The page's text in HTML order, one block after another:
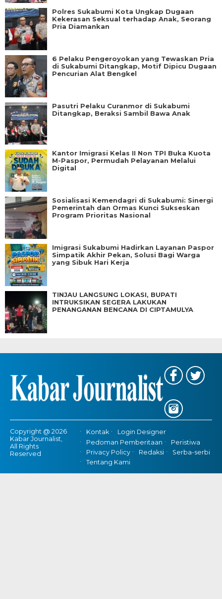
Polres Sukabumi Kota Ungkap Dugaan
Kekerasan Seksual terhadap Anak, Seorang
Pria Diamankan
6 Pelaku Pengeroyokan yang Tewaskan Pria
di Sukabumi Ditangkap, Motif Dipicu Dugaan
Pencurian Alat Bengkel
Pasutri Pelaku Curanmor di Sukabumi
Ditangkap, Beraksi Sambil Bawa Anak
Kantor Imigrasi Kelas II Non TPI Buka Kuota
M-Paspor, Permudah Pelayanan Melalui
Digital
Sosialisasi Kemendagri di Sukabumi: Sinergi
Pemerintah dan Ormas Kunci Sukseskan
Program Prioritas Nasional
Imigrasi Sukabumi Hadirkan Layanan Paspor
Simpatik Akhir Pekan, Solusi Bagi Warga
yang Sibuk Hari Kerja
TINJAU LANGSUNG LOKASI, BUPATI
INTRUKSIKAN SEGERA LAKUKAN
PENANGANAN BENCANA DI CIPTAMULYA
Copyright @ 2026
Kabar Journalist,
All Rights
Reserved
Kontak
Login Designer
Pedoman Pemberitaan
Peristiwa
Privacy Policy
Redaksi
Serba-serbi
Tentang Kami